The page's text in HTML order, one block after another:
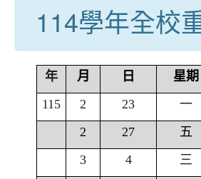
114學年全校
年 月 日
星期
115
2 23 一
2
27 五
3
4 三